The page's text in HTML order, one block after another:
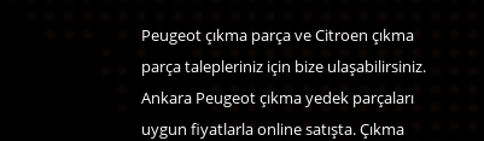
Peugeot çıkma parça ve Citroen çıkma
parça talepleriniz için bize ulaşabilirsiniz.
Ankara Peugeot çıkma yedek parçaları
uygun fiyatlarla online satışta. Çıkma